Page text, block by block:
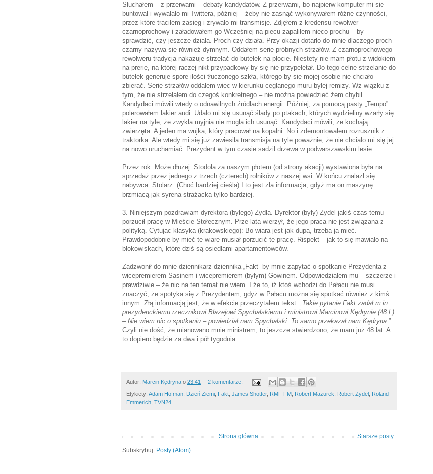
Słuchałem – z przerwami – debaty kandydatów. Z przerwami, bo najpierw komputer mi się
buntował i wywalało mi Twittera, później – żeby nie zasnąć wykonywałem różne czynności,
przez które traciłem zasięg i zrywało mi transmisję. Zdjęłem z kredensu rewolwer
czarnoprochowy i załadowałem go Wcześniej na piecu zapaliłem nieco prochu – by
sprawdzić, czy jeszcze działa. Proch czy działa. Przy okazji dotarło do mnie dlaczego proch
czarny nazywa się również dymnym. Oddałem serię próbnych strzałów. Z czarnoprochowego
rewolweru tradycja nakazuje strzelać do butelek na płocie. Niestety nie mam płotu z widokiem
na prerię, na której raczej nikt przypadkowy by się nie przypelętał. Do tego celne strzelanie do
butelek generuje spore ilości tłuczonego szkła, którego by się mojej osobie nie chciało
zbierać. Serię strzałów oddałem więc w kierunku ceglanego muru byłej remizy. Wz wiązku z
tym, że nie strzelałem do czegoś konkretnego – nie można powiedzieć żem chybił.
Kandydaci mówili wtedy o odnawilnych źródłach energii. Później, za pomocą pasty „Tempo”
polerowałem lakier audi. Udało mi się usunąć ślady po ptakach, których wydzieliny wżarły się
lakier na tyle, że zwykła myjnia nie mogła ich usunąć. Kandydaci mówili, że kochają
zwierzęta. A jeden ma wujka, który pracował na kopalni. No i zdemontowałem rozrusznik z
traktorka. Ale wtedy mi się już zawiesiła transmisja na tyle poważnie, że nie chciało mi się jej
na nowo uruchamiać. Prezydent w tym czasie sadził drzewa w podwarszawskim lesie.
Przez rok. Może dłużej. Stodoła za naszym płotem (od strony akacji) wystawiona była na
sprzedaż przez jednego z trzech (czterech) rolników z naszej wsi. W końcu znalazł się
nabywca. Stolarz. (Choć bardziej cieśla) I to jest zła informacja, gdyż ma on maszynę
brzmiącą jak syrena strażacka tylko bardziej.
3. Niniejszym pozdrawiam dyrektora (byłego) Zydla. Dyrektor (były) Zydel jakiś czas temu
porzucił pracę w Mieście Stołecznym. Prze lata wierzył, że jego praca nie jest związana z
polityką. Cytując klasyka (krakowskiego): Bo wiara jest jak dupa, trzeba ją mieć.
Prawdopodobnie by mieć tę wiarę musiał porzucić tę pracę. Rispekt – jak to się mawiało na
blokowiskach, które dziś są osiedlami apartamentowców.
Zadzwonił do mnie dziennikarz dziennika „Fakt” by mnie zapytać o spotkanie Prezydenta z
wicepremierem Sasinem i wicepremierem (byłym) Gowinem. Odpowiedziałem mu – szczerze i
prawdziwie – że nic na ten temat nie wiem. I że to, iż ktoś wchodzi do Pałacu nie musi
znaczyć, że spotyka się z Prezydentem, gdyż w Pałacu można się spotkać również z kimś
innym. Złą informacją jest, że w efekcie przeczytałem tekst: „ Takie pytanie Fakt zadał m.in.
prezydenckiemu rzecznikowi Błażejowi Spychalskiemu i ministrowi Marcinowi Kędrynie (48 l.).
– Nie wiem nic o spotkaniu – powiedział nam Spychalski. To samo przekazał nam Kędryna. ”
Czyli nie dość, że mianowano mnie ministrem, to jeszcze stwierdzono, że mam już 48 lat. A
to dopiero będzie za dwa i pół tygodnia.
Autor: Marcin Kędryna o 23:41 2 komentarze:
Etykiety: Adam Hofman Dzień Ziemi Fakt James Shotter, RMF FM Robert Mazurek Robert Zydel
Roland
Emmerich TVN24
Starsze posty
Strona główna
Subskrybuj: Posty (Atom)